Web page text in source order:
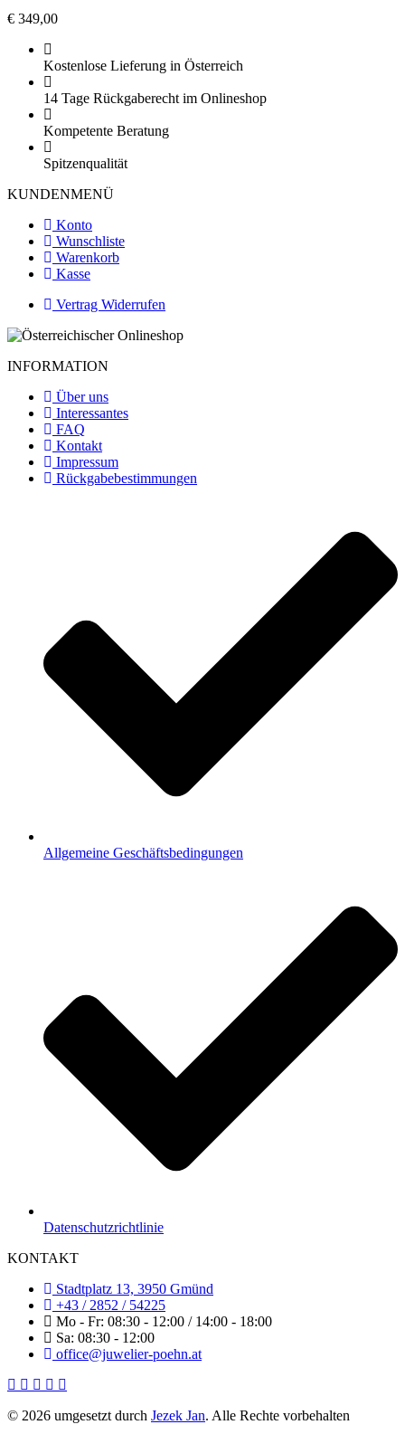
€ 349,00
Kostenlose Lieferung in Österreich
14 Tage Rückgaberecht im Onlineshop
Kompetente Beratung
Spitzenqualität
KUNDENMENÜ
Konto
Wunschliste
Warenkorb
Kasse
Vertrag Widerrufen
INFORMATION
Über uns
Interessantes
FAQ
Kontakt
Impressum
Rückgabebestimmungen
Allgemeine Geschäftsbedingungen
Datenschutzrichtlinie
KONTAKT
Stadtplatz 13, 3950 Gmünd
+43 / 2852 / 54225
Mo - Fr: 08:30 - 12:00 / 14:00 - 18:00
Sa: 08:30 - 12:00
office@juwelier-poehn.at
© 2026 umgesetzt durch Jezek Jan. Alle Rechte vorbehalten